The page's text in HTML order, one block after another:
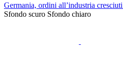
Germania, ordini all’industria
Sfondo scuro Sfondo chiaro